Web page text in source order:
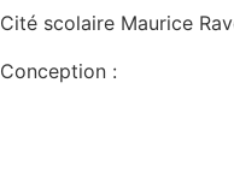
Cité scolaire Maurice
Conception :